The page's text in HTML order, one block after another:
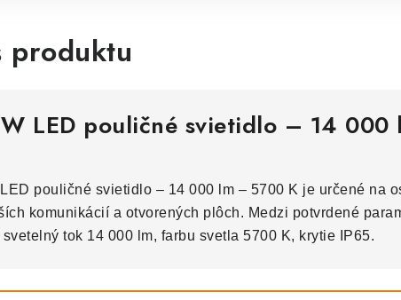
produktu
LED pouličné svietidlo – 14
pouličné svietidlo – 14 000 lm – 5700 K je určené na
komunikácií a otvorených plôch. Medzi potvrdené
svetelný tok 14 000 lm, farbu svetla 5700 K, krytie IP65.